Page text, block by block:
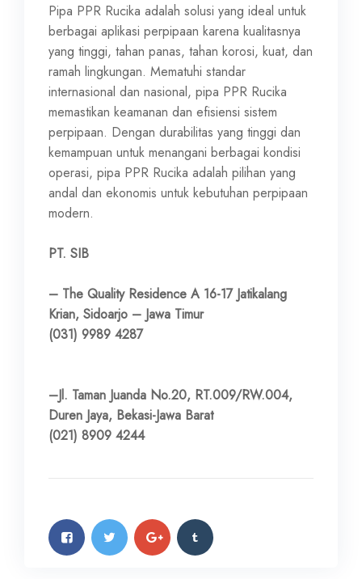
Pipa PPR Rucika adalah solusi yang ideal untuk
berbagai aplikasi perpipaan karena kualitasnya
yang tinggi, tahan panas, tahan korosi, kuat, dan
ramah lingkungan. Mematuhi standar
internasional dan nasional, pipa PPR Rucika
memastikan keamanan dan efisiensi sistem
perpipaan. Dengan durabilitas yang tinggi dan
kemampuan untuk menangani berbagai kondisi
operasi, pipa PPR Rucika adalah pilihan yang
andal dan ekonomis untuk kebutuhan perpipaan
modern.
PT. SIB
– The Quality Residence A 16-17 Jatikalang
Krian, Sidoarjo – Jawa Timur
(031) 9989 4287
–Jl. Taman Juanda No.20, RT.009/RW.004,
Duren Jaya, Bekasi-Jawa Barat
(021) 8909 4244